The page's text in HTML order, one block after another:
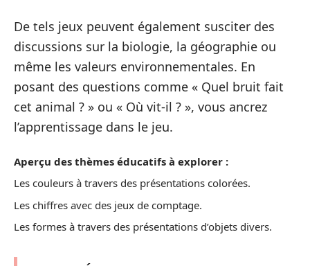
De tels jeux peuvent également susciter des
discussions sur la biologie, la géographie ou
même les valeurs environnementales. En
posant des questions comme « Quel bruit fait
cet animal ? » ou « Où vit-il ? », vous ancrez
l’apprentissage dans le jeu.
Aperçu des thèmes éducatifs à explorer :
Les couleurs à travers des présentations colorées.
Les chiffres avec des jeux de comptage.
Les formes à travers des présentations d’objets divers.